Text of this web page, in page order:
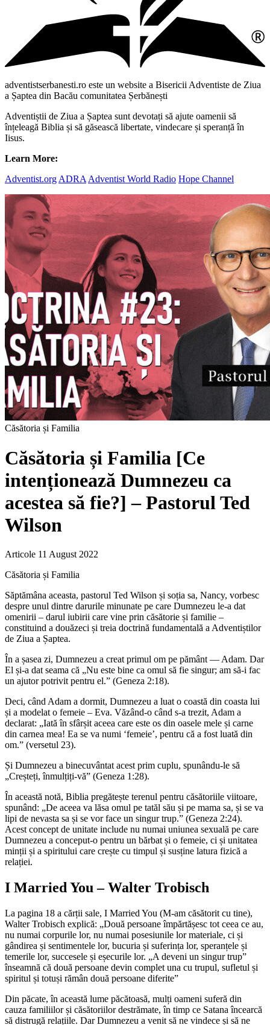
adventistserbanesti.ro este un website a Bisericii Adventiste de Ziua
a Șaptea din Bacău comunitatea Șerbănești
Adventiștii de Ziua a Șaptea sunt devotați să ajute oamenii să
înțeleagă Biblia și să găsească libertate, vindecare și speranță în
Iisus.
Learn More:
Adventist.org ADRA Adventist World Radio Hope Channel
Căsătoria și Familia
Căsătoria și Familia [Ce
intenționează Dumnezeu ca
acestea să fie?] – Pastorul Ted
Wilson
Articole 11 August 2022
Căsătoria și Familia
Săptămâna aceasta, pastorul Ted Wilson și soția sa, Nancy, vorbesc
despre unul dintre darurile minunate pe care Dumnezeu le-a dat
omenirii – darul iubirii care vine prin căsătorie și familie –
constituind a douăzeci și treia doctrină fundamentală a Adventiștilor
de Ziua a Șaptea.
În a șasea zi, Dumnezeu a creat primul om pe pământ — Adam. Dar
El și-a dat seama că „Nu este bine ca omul să fie singur; am să-i fac
un ajutor potrivit pentru el.” (Geneza 2:18).
Deci, când Adam a dormit, Dumnezeu a luat o coastă din coasta lui
și a modelat o femeie – Eva. Văzând-o când s-a trezit, Adam a
declarat: „Iată în sfârșit aceea care este os din oasele mele și carne
din carnea mea! Ea se va numi ‘femeie’, pentru că a fost luată din
om.” (versetul 23).
Și Dumnezeu a binecuvântat acest prim cuplu, spunându-le să
„Creșteți, înmulțiți-vă” (Geneza 1:28).
În această notă, Biblia pregătește terenul pentru căsătoriile viitoare,
spunând: „De aceea va lăsa omul pe tatăl său și pe mama sa, și se va
lipi de nevasta sa și se vor face un singur trup.” (Geneza 2:24).
Acest concept de unitate include nu numai uniunea sexuală pe care
Dumnezeu a conceput-o pentru un bărbat și o femeie, ci și unitatea
minții și a spiritului care crește cu timpul și susține latura fizică a
relației.
I Married You – Walter Trobisch
La pagina 18 a cărții sale, I Married You (M-am căsătorit cu tine),
Walter Trobisch explică: „Două persoane împărtășesc tot ceea ce au,
nu numai corpurile lor, nu numai posesiunile lor materiale, ci și
gândirea și sentimentele lor, bucuria și suferința lor, speranțele și
temerile lor, succesele și eșecurile lor. „A deveni un singur trup”
înseamnă că două persoane devin complet una cu trupul, sufletul și
spiritul și totuși rămân două persoane diferite”
Din păcate, în această lume păcătoasă, mulți oameni suferă din
cauza familiilor și căsătoriilor destrămate, în timp ce Satana încearcă
să distrugă relațiile. Dar Dumnezeu a venit să ne vindece și să ne